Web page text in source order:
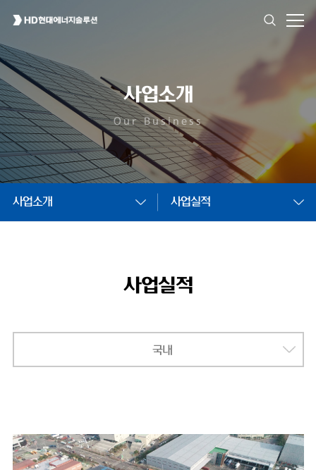
사업소개
Our Business
사업소개 사업실적
사업실적
국내